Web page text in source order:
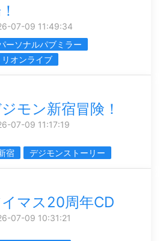
07-09 11:49:34
ーソナルパブミラー
オンライブ
モン新宿冒険！
07-09 11:17:19
宿 デジモンストーリー
マス20周年CD
07-09 10:31:21